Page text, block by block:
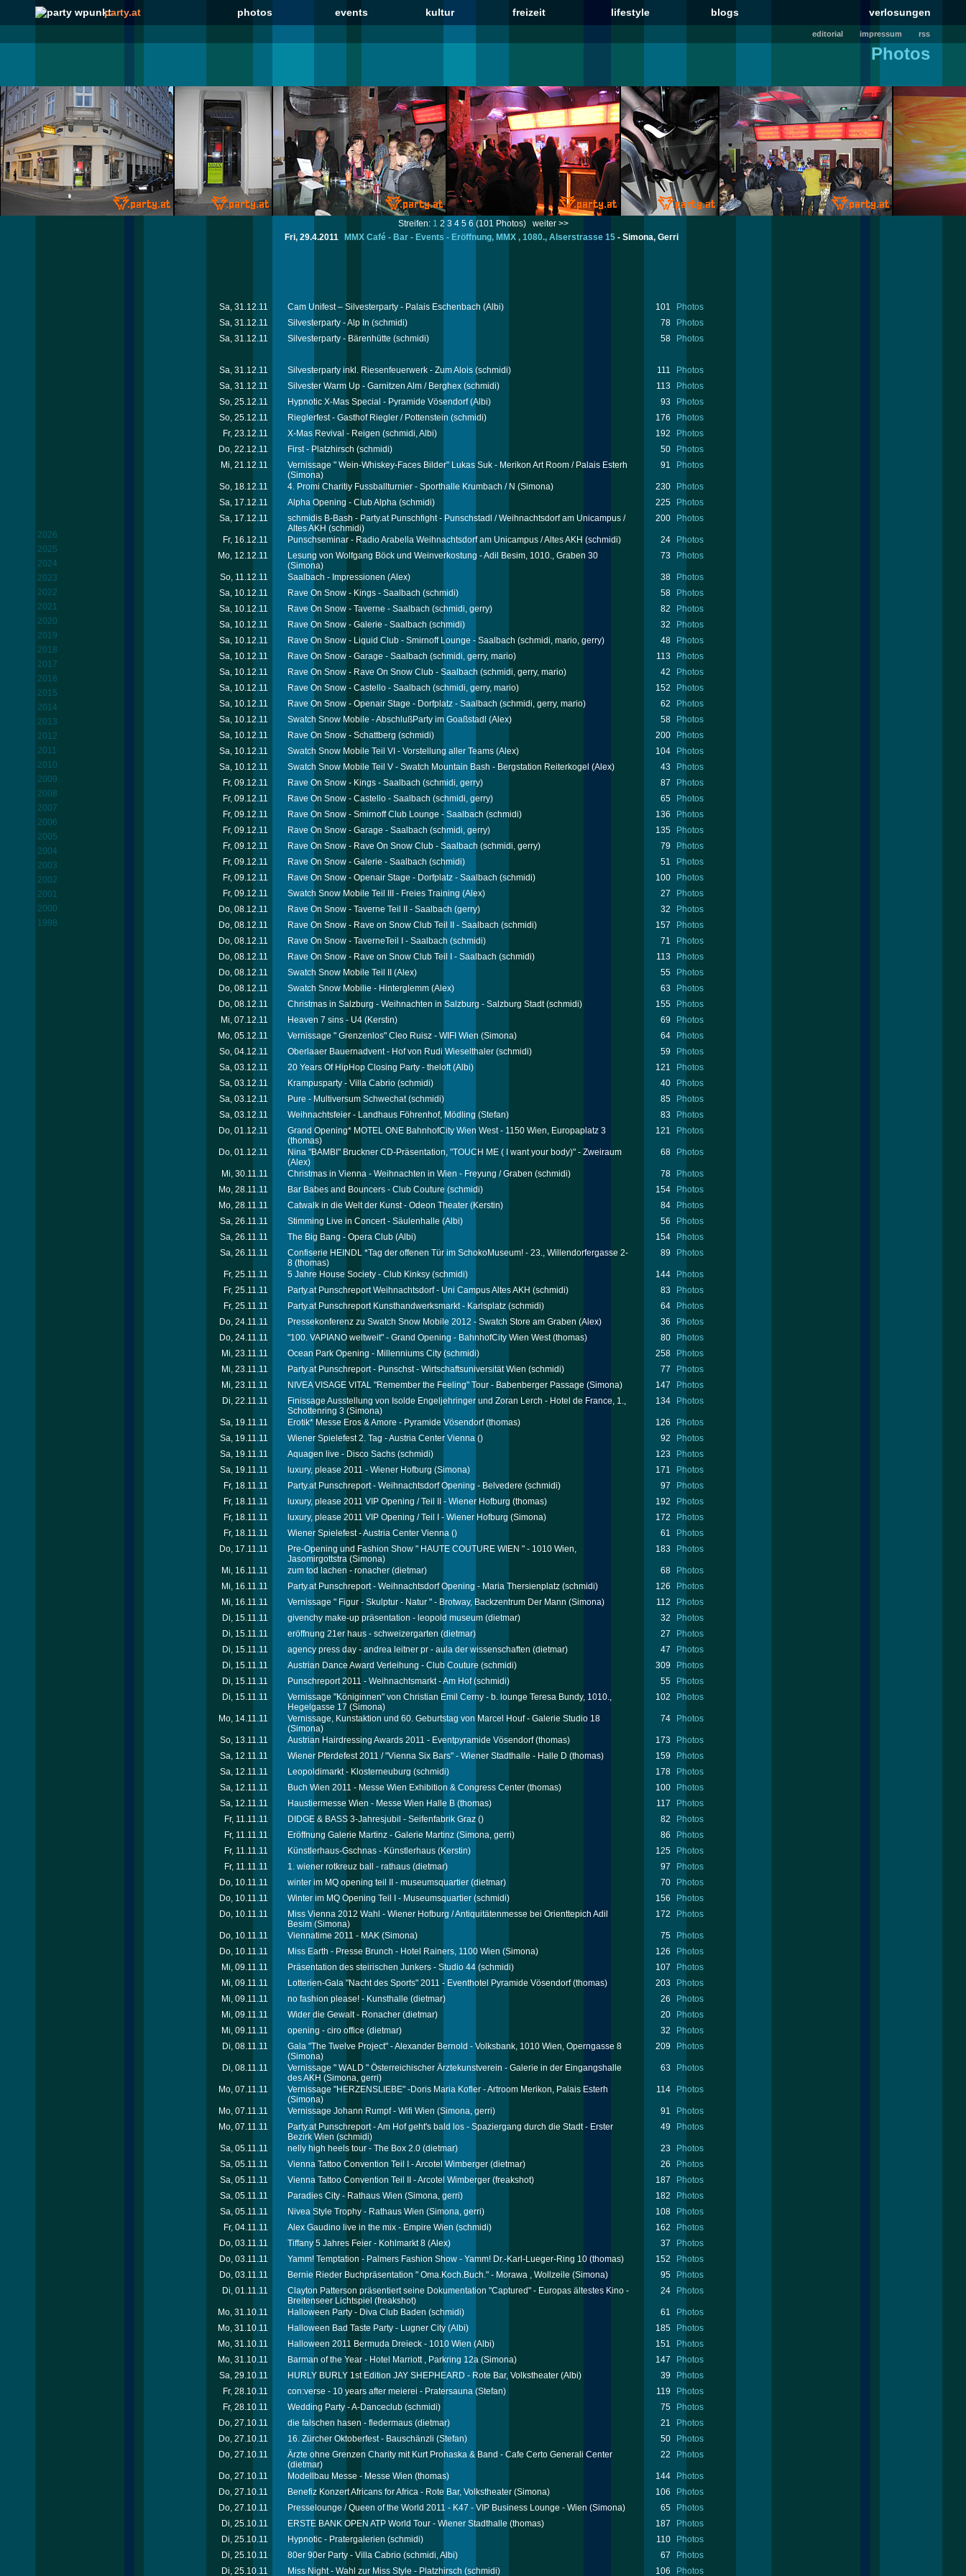
party.at photos events kultur freizeit lifestyle blogs verlosungen
editorial impressum rss
Photos
Streifen: 1 2 3 4 5 6 (101 Photos) weiter >>
Fri, 29.4.2011
MMX Café - Bar - Events - Eröffnung, MMX , 1080., Alserstrasse 15 - Simona, Gerri
2026
2025
2024
2023
2022
2021
2020
2019
2018
2017
2016
2015
2014
2013
2012
2011
2010
2009
2008
2007
2006
2005
2004
2003
2002
2001
2000
1998
Sa, 31.12.11 Cam Unifest – Silvesterparty - Palais Eschenbach (Albi) 101
Photos
Sa, 31.12.11
Silvesterparty - Alp In (schmidi) 78
Photos
Sa, 31.12.11
Silvesterparty - Bärenhütte (schmidi) 58 Photos
Sa, 31.12.11 Silvesterparty inkl. Riesenfeuerwerk - Zum Alois (schmidi) 111
Photos
Sa, 31.12.11
Silvester Warm Up - Garnitzen Alm / Berghex (schmidi) 113
Photos
So, 25.12.11
Hypnotic X-Mas Special - Pyramide Vösendorf(Albi) 93
Photos
So, 25.12.11
Rieglerfest - Gasthof Riegler / Pottenstein (schmidi) 176
Photos
Fr, 23.12.11
X-Mas Revival - Reigen (schmidi, Albi) 192
Photos
Do, 22.12.11
First - Platzhirsch (schmidi) 50
Photos
Mi, 21.12.11
Vernissage " Wein-Whiskey-Faces Bilder" Lukas Suk - Merikon Art Room / Palais Esterh
(Simona)
91 Photos
So, 18.12.11 4. Promi Charitiy Fussballturnier - Sporthalle Krumbach / N (Simona) 230
Photos
Sa, 17.12.11
Alpha Opening - Club Alpha (schmidi) 225
Photos
Sa, 17.12.11
schmidis B-Bash - Party.at Punschfight - Punschstadl / Weihnachtsdorf am Unicampus /
Altes AKH (schmidi)
200 Photos
Fr, 16.12.11 Punschseminar - Radio Arabella Weihnachtsdorf am Unicampus / Altes AKH (schmidi) 24
Photos
Mo, 12.12.11
Lesung von Wolfgang Böck und Weinverkostung - Adil Besim, 1010., Graben 30
(Simona)
73 Photos
So, 11.12.11 Saalbach - Impressionen (Alex) 38
Photos
Sa, 10.12.11
Rave On Snow - Kings - Saalbach (schmidi) 58
Photos
Sa, 10.12.11
Rave On Snow - Taverne - Saalbach (schmidi, gerry) 82
Photos
Sa, 10.12.11
Rave On Snow - Galerie - Saalbach (schmidi) 32
Photos
Sa, 10.12.11
Rave On Snow - Liquid Club - Smirnoff Lounge - Saalbach (schmidi, mario, gerry) 48
Photos
Sa, 10.12.11
Rave On Snow - Garage - Saalbach (schmidi, gerry, mario) 113
Photos
Sa, 10.12.11
Rave On Snow - Rave On Snow Club - Saalbach (schmidi, gerry, mario) 42
Photos
Sa, 10.12.11
Rave On Snow - Castello - Saalbach (schmidi, gerry, mario) 152
Photos
Sa, 10.12.11
Rave On Snow - Openair Stage - Dorfplatz - Saalbach (schmidi, gerry, mario) 62
Photos
Sa, 10.12.11
Swatch Snow Mobile - AbschlußParty im Goaßstadl (Alex) 58
Photos
Sa, 10.12.11
Rave On Snow - Schattberg (schmidi) 200
Photos
Sa, 10.12.11
Swatch Snow Mobile Teil VI - Vorstellung aller Teams (Alex) 104
Photos
Sa, 10.12.11
Swatch Snow Mobile Teil V - Swatch Mountain Bash - Bergstation Reiterkogel (Alex) 43
Photos
Fr, 09.12.11
Rave On Snow - Kings - Saalbach (schmidi, gerry) 87
Photos
Fr, 09.12.11
Rave On Snow - Castello - Saalbach (schmidi, gerry) 65
Photos
Fr, 09.12.11
Rave On Snow - Smirnoff Club Lounge - Saalbach (schmidi) 136
Photos
Fr, 09.12.11
Rave On Snow - Garage - Saalbach (schmidi, gerry) 135
Photos
Fr, 09.12.11
Rave On Snow - Rave On Snow Club - Saalbach (schmidi, gerry) 79
Photos
Fr, 09.12.11
Rave On Snow - Galerie - Saalbach (schmidi) 51
Photos
Fr, 09.12.11
Rave On Snow - Openair Stage - Dorfplatz - Saalbach (schmidi) 100
Photos
Fr, 09.12.11
Swatch Snow Mobile Teil III - Freies Training (Alex) 27
Photos
Do, 08.12.11
Rave On Snow - Taverne Teil II - Saalbach (gerry) 32
Photos
Do, 08.12.11
Rave On Snow - Rave on Snow Club Teil II - Saalbach (schmidi) 157
Photos
Do, 08.12.11
Rave On Snow - TaverneTeil I - Saalbach (schmidi) 71
Photos
Do, 08.12.11
Rave On Snow - Rave on Snow Club Teil I - Saalbach (schmidi) 113
Photos
Do, 08.12.11
Swatch Snow Mobile Teil II (Alex) 55
Photos
Do, 08.12.11
Swatch Snow Mobilie - Hinterglemm (Alex) 63
Photos
Do, 08.12.11
Christmas in Salzburg - Weihnachten in Salzburg - Salzburg Stadt(schmidi) 155
Photos
Mi, 07.12.11
Heaven 7 sins - U4 (Kerstin) 69
Photos
Mo, 05.12.11
Vernissage " Grenzenlos" Cleo Ruisz - WIFI Wien (Simona) 64
Photos
So, 04.12.11
Oberlaaer Bauernadvent - Hof von Rudi Wieselthaler (schmidi) 59
Photos
Sa, 03.12.11
20 Years Of HipHop Closing Party - theloft(Albi) 121
Photos
Sa, 03.12.11
Krampusparty - Villa Cabrio (schmidi) 40
Photos
Sa, 03.12.11
Pure - Multiversum Schwechat(schmidi) 85
Photos
Sa, 03.12.11
Weihnachtsfeier - Landhaus Föhrenhof, Mödling (Stefan) 83
Photos
Do, 01.12.11
Grand Opening* MOTEL ONE BahnhofCity Wien West - 1150 Wien, Europaplatz 3
(thomas)
121 Photos
Do, 01.12.11
Nina "BAMBI" Bruckner CD-Präsentation, "TOUCH ME ( I want your body)" - Zweiraum
(Alex)
68 Photos
Mi, 30.11.11 Christmas in Vienna - Weihnachten in Wien - Freyung / Graben (schmidi) 78
Photos
Mo, 28.11.11
Bar Babes and Bouncers - Club Couture (schmidi) 154
Photos
Mo, 28.11.11
Catwalk in die Welt der Kunst - Odeon Theater (Kerstin) 84
Photos
Sa, 26.11.11
Stimming Live in Concert - Säulenhalle (Albi) 56
Photos
Sa, 26.11.11
The Big Bang - Opera Club (Albi) 154
Photos
Sa, 26.11.11
Confiserie HEINDL *Tag der offenen Tür im SchokoMuseum! - 23., Willendorfergasse 2-
8 (thomas)
89 Photos
Fr, 25.11.11 5 Jahre House Society - Club Kinksy (schmidi) 144
Photos
Fr, 25.11.11
Party.at Punschreport Weihnachtsdorf - Uni Campus Altes AKH (schmidi) 83
Photos
Fr, 25.11.11
Party.at Punschreport Kunsthandwerksmarkt - Karlsplatz (schmidi) 64
Photos
Do, 24.11.11
Pressekonferenz zu Swatch Snow Mobile 2012 - Swatch Store am Graben (Alex) 36
Photos
Do, 24.11.11
"100. VAPIANO weltweit" - Grand Opening - BahnhofCity Wien West(thomas) 80
Photos
Mi, 23.11.11
Ocean Park Opening - Millenniums City (schmidi) 258
Photos
Mi, 23.11.11
Party.at Punschreport - Punschst - Wirtschaftsuniversität Wien (schmidi) 77
Photos
Mi, 23.11.11
NIVEA VISAGE VITAL "Remember the Feeling" Tour - Babenberger Passage (Simona) 147
Photos
Di, 22.11.11
Finissage Ausstellung von Isolde Engeljehringer und Zoran Lerch - Hotel de France, 1.,
Schottenring 3 (Simona)
134 Photos
Sa, 19.11.11 Erotik* Messe Eros & Amore - Pyramide Vösendorf(thomas) 126
Photos
Sa, 19.11.11
Wiener Spielefest 2. Tag - Austria Center Vienna () 92
Photos
Sa, 19.11.11
Aquagen live - Disco Sachs (schmidi) 123
Photos
Sa, 19.11.11
luxury, please 2011 - Wiener Hofburg (Simona) 171
Photos
Fr, 18.11.11
Party.at Punschreport - Weihnachtsdorf Opening - Belvedere (schmidi) 97
Photos
Fr, 18.11.11
luxury, please 2011 VIP Opening / Teil II - Wiener Hofburg (thomas) 192
Photos
Fr, 18.11.11
luxury, please 2011 VIP Opening / Teil I - Wiener Hofburg (Simona) 172
Photos
Fr, 18.11.11
Wiener Spielefest - Austria Center Vienna () 61
Photos
Do, 17.11.11
Pre-Opening und Fashion Show " HAUTE COUTURE WIEN " - 1010 Wien,
Jasomirgottstra (Simona)
183 Photos
Mi, 16.11.11 zum tod lachen - ronacher (dietmar) 68
Photos
Mi, 16.11.11
Party.at Punschreport - Weihnachtsdorf Opening - Maria Thersienplatz (schmidi) 126
Photos
Mi, 16.11.11
Vernissage " Figur - Skulptur - Natur " - Brotway, Backzentrum Der Mann (Simona) 112
Photos
Di, 15.11.11
givenchy make-up präsentation - leopold museum (dietmar) 32
Photos
Di, 15.11.11
eröffnung 21er haus - schweizergarten (dietmar) 27
Photos
Di, 15.11.11
agency press day - andrea leitner pr - aula der wissenschaften (dietmar) 47
Photos
Di, 15.11.11
Austrian Dance Award Verleihung - Club Couture (schmidi) 309
Photos
Di, 15.11.11
Punschreport 2011 - Weihnachtsmarkt - Am Hof(schmidi) 55
Photos
Di, 15.11.11
Vernissage "Königinnen" von Christian Emil Cerny - b. lounge Teresa Bundy, 1010.,
Hegelgasse 17 (Simona)
102 Photos
Mo, 14.11.11
Vernissage, Kunstaktion und 60. Geburtstag von Marcel Houf - Galerie Studio 18
(Simona)
74 Photos
So, 13.11.11 Austrian Hairdressing Awards 2011 - Eventpyramide Vösendorf(thomas) 173
Photos
Sa, 12.11.11
Wiener Pferdefest 2011 / "Vienna Six Bars" - Wiener Stadthalle - Halle D (thomas) 159
Photos
Sa, 12.11.11
Leopoldimarkt - Klosterneuburg (schmidi) 178
Photos
Sa, 12.11.11
Buch Wien 2011 - Messe Wien Exhibition & Congress Center (thomas) 100
Photos
Sa, 12.11.11
Haustiermesse Wien - Messe Wien Halle B (thomas) 117
Photos
Fr, 11.11.11
DIDGE & BASS 3-Jahresjubil - Seifenfabrik Graz () 82
Photos
Fr, 11.11.11
Eröffnung Galerie Martinz - Galerie Martinz (Simona, gerri) 86
Photos
Fr, 11.11.11
Künstlerhaus-Gschnas - Künstlerhaus (Kerstin) 125
Photos
Fr, 11.11.11
1. wiener rotkreuz ball - rathaus (dietmar) 97
Photos
Do, 10.11.11
winter im MQ opening teil II - museumsquartier (dietmar) 70
Photos
Do, 10.11.11
Winter im MQ Opening Teil I - Museumsquartier (schmidi) 156
Photos
Do, 10.11.11
Miss Vienna 2012 Wahl - Wiener Hofburg / Antiquitätenmesse bei Orienttepich Adil
Besim (Simona)
172 Photos
Do, 10.11.11 Viennatime 2011 - MAK (Simona) 75
Photos
Do, 10.11.11
Miss Earth - Presse Brunch - Hotel Rainers, 1100 Wien (Simona) 126
Photos
Mi, 09.11.11
Präsentation des steirischen Junkers - Studio 44 (schmidi) 107
Photos
Mi, 09.11.11
Lotterien-Gala "Nacht des Sports" 2011 - Eventhotel Pyramide Vösendorf(thomas) 203
Photos
Mi, 09.11.11
no fashion please! - Kunsthalle (dietmar) 26
Photos
Mi, 09.11.11
Wider die Gewalt - Ronacher (dietmar) 20
Photos
Mi, 09.11.11
opening - ciro office (dietmar) 32
Photos
Di, 08.11.11
Gala "The Twelve Project" - Alexander Bernold - Volksbank, 1010 Wien, Operngasse 8
(Simona)
209 Photos
Di, 08.11.11
Vernissage " WALD " Österreichischer Ärztekunstverein - Galerie in der Eingangshalle
des AKH (Simona, gerri)
63 Photos
Mo, 07.11.11
Vernissage "HERZENSLIEBE" -Doris Maria Kofler - Artroom Merikon, Palais Esterh
(Simona)
114 Photos
Mo, 07.11.11 Vernissage Johann Rumpf - Wifi Wien (Simona, gerri) 91
Photos
Mo, 07.11.11
Party.at Punschreport - Am Hof geht's bald los - Spaziergang durch die Stadt - Erster
Bezirk Wien (schmidi)
49 Photos
Sa, 05.11.11 nelly high heels tour - The Box 2.0 (dietmar) 23
Photos
Sa, 05.11.11
Vienna Tattoo Convention Teil I - Arcotel Wimberger (dietmar) 26
Photos
Sa, 05.11.11
Vienna Tattoo Convention Teil II - Arcotel Wimberger (freakshot) 187
Photos
Sa, 05.11.11
Paradies City - Rathaus Wien (Simona, gerri) 182
Photos
Sa, 05.11.11
Nivea Style Trophy - Rathaus Wien (Simona, gerri) 108
Photos
Fr, 04.11.11
Alex Gaudino live in the mix - Empire Wien (schmidi) 162
Photos
Do, 03.11.11
Tiffany 5 Jahres Feier - Kohlmarkt 8 (Alex) 37
Photos
Do, 03.11.11
Yamm! Temptation - Palmers Fashion Show - Yamm! Dr.-Karl-Lueger-Ring 10 (thomas) 152
Photos
Do, 03.11.11
Bernie Rieder Buchpräsentation " Oma.Koch.Buch." - Morawa , Wollzeile (Simona) 95
Photos
Di, 01.11.11
Clayton Patterson präsentiert seine Dokumentation "Captured" - Europas ältestes Kino -
Breitenseer Lichtspiel (freakshot)
24 Photos
Mo, 31.10.11 Halloween Party - Diva Club Baden (schmidi) 61
Photos
Mo, 31.10.11
Halloween Bad Taste Party - Lugner City (Albi) 185
Photos
Mo, 31.10.11
Halloween 2011 Bermuda Dreieck - 1010 Wien (Albi) 151
Photos
Mo, 31.10.11
Barman of the Year - Hotel Marriott , Parkring 12a (Simona) 147
Photos
Sa, 29.10.11
HURLY BURLY 1st Edition JAY SHEPHEARD - Rote Bar, Volkstheater (Albi) 39
Photos
Fr, 28.10.11
con:verse - 10 years after meierei - Pratersauna (Stefan) 119
Photos
Fr, 28.10.11
Wedding Party - A-Danceclub (schmidi) 75
Photos
Do, 27.10.11
die falschen hasen - fledermaus (dietmar) 21
Photos
Do, 27.10.11
16. Zürcher Oktoberfest - Bauschänzli (Stefan) 50
Photos
Do, 27.10.11
Ärzte ohne Grenzen Charity mit Kurt Prohaska & Band - Cafe Certo Generali Center
(dietmar)
22 Photos
Do, 27.10.11 Modellbau Messe - Messe Wien (thomas) 144
Photos
Do, 27.10.11
Benefiz Konzert Africans for Africa - Rote Bar, Volkstheater (Simona) 106
Photos
Do, 27.10.11
Presselounge / Queen of the World 2011 - K47 - VIP Business Lounge - Wien (Simona) 65
Photos
Di, 25.10.11
ERSTE BANK OPEN ATP World Tour - Wiener Stadthalle (thomas) 187
Photos
Di, 25.10.11
Hypnotic - Pratergalerien (schmidi) 110
Photos
Di, 25.10.11
80er 90er Party - Villa Cabrio (schmidi, Albi) 67
Photos
Di, 25.10.11
Miss Night - Wahl zur Miss Style - Platzhirsch (schmidi) 106 Photos